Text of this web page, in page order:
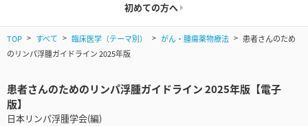
初めての方へ
TOP すべて 臨床医学（テーマ別） がん・腫瘍薬物療法
患者さんのため
のリンパ浮腫ガイドライン 2025年版
患者さんのためのリンパ浮腫ガイドライン 2025年版【電子
版】
日本リンパ浮腫学会(編)